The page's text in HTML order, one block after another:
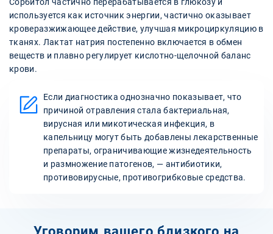
используется как источник энергии, частично оказывает
кроверазжижающее действие, улучшая микроциркуляцию в
тканях. Лактат натрия постепенно включается в обмен
веществ и плавно регулирует кислотно-щелочной баланс
крови.
Если диагностика однозначно показывает, что
причиной отравления стала бактериальная,
вирусная или микотическая инфекция, в
капельницу могут быть добавлены лекарственные
препараты, ограничивающие жизнедеятельность
и размножение патогенов, — антибиотики,
противовирусные, противогрибковые средства.
Уговорим вашего близкого на